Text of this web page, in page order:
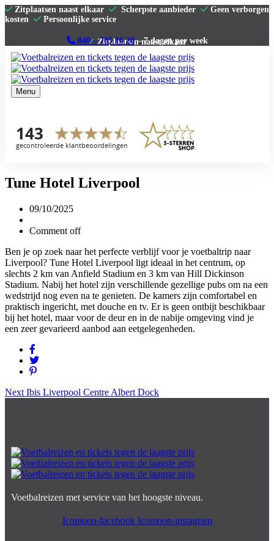
Zitplaatsen naast elkaar Scherpste aanbieder
Geen verborgen
kosten
Persoonlijke service
040 – 785 16 20– 7 dagen per week
Menu
La Liga
Serie A
Contact
Tune Hotel Liverpool
09/10/2025
Comment off
Ben je op zoek naar het perfecte verblijf voor je voetbaltrip naar
Liverpool? Tune Hotel Liverpool ligt ideaal in het centrum, op
slechts 2 km van Anfield Stadium en 3 km van Hill Dickinson
Stadium. Nabij het hotel zijn verschillende gezellige pubs om na een
wedstrijd nog even na te genieten. De kamers zijn comfortabel en
praktisch ingericht, met douche en tv. Er is geen ontbijt beschikbaar
bij het hotel, maar voor de deur en in de nabije omgeving vind je
een zeer gevarieerd aanbod aan eetgelegenheden.
Next Ibis Liverpool Centre Albert Dock
Voetbalreizen met service van het hoogste niveau.
Icomoon-facebook Icomoon-instagram